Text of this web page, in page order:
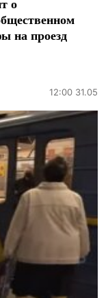
о
на проезд
12:00 31.05